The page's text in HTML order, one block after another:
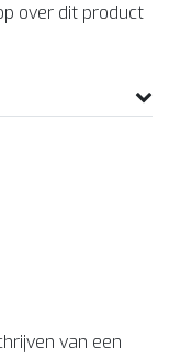
over dit product
van een